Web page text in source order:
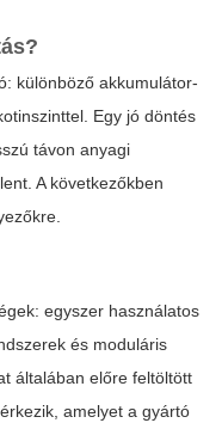
különböző akkumulátor-
Egy jó döntés
távon anyagi
A következőkben
egyszer használatos
és moduláris
általában előre feltöltött
amelyet a gyártó